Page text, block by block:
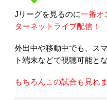
Jリーグを見るのに一番オ
ターネットライブ配信！
外出中や移動中でも、ス
ト端末などで視聴可能と
もちろんこの試合も見れ